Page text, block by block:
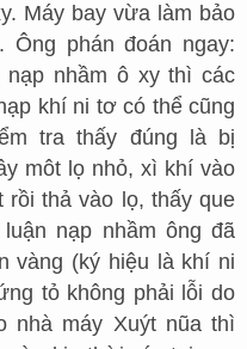
Máy bay vừa làm bảo
phán đoán ngay:
nạp nhầm ô xy thì các
khí ni tơ có thể cũng
tra thấy đúng là bị
môt lọ nhỏ, xì khí vào
rồi thả vào lọ, thấy que
nạp nhầm ông đã
vàng (ký hiệu là khí ni
tỏ không phải lỗi do
nhà máy Xuýt nũa thì